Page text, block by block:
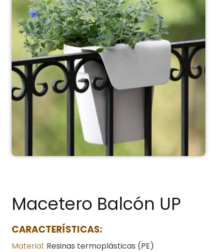
Macetero Balcón UP
CARACTERÍSTICAS:
Material: Resinas termoplásticas (PE)